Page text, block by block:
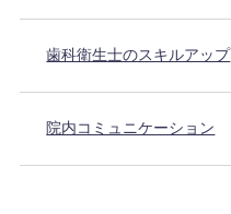
歯科衛生士のスキルアップ
院内コミュニケーション